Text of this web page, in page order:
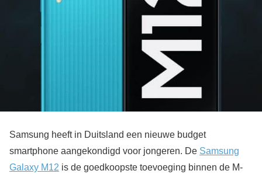
Samsung heeft in Duitsland een nieuwe budget
smartphone aangekondigd voor jongeren. De Samsung
Galaxy M12 is de goedkoopste toevoeging binnen de M-